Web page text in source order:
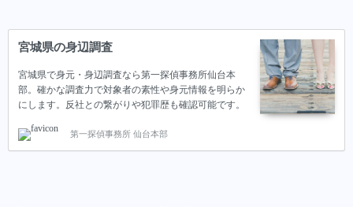
宮城県の身辺調査
宮城県で身元・身辺調査なら第一探偵事務所仙台本
部。確かな調査力で対象者の素性や身元情報を明らか
にします。反社との繋がりや犯罪歴も確認可能です。
第一探偵事務所 仙台本部